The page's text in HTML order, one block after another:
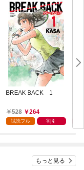
BREAK BACK 1
528 264
試読フル 割引
週
もっと見る